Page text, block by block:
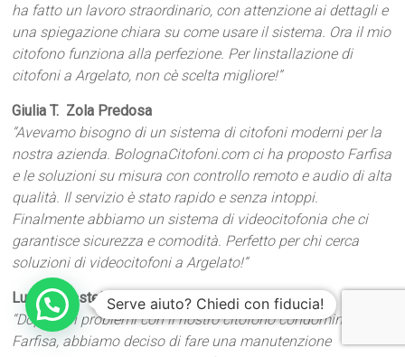
ha fatto un lavoro straordinario, con attenzione ai dettagli e
una spiegazione chiara su come usare il sistema. Ora il mio
citofono funziona alla perfezione. Per linstallazione di
citofoni a Argelato, non cè scelta migliore!”
Giulia T.  Zola Predosa
“Avevamo bisogno di un sistema di citofoni moderni per la
nostra azienda. BolognaCitofoni.com ci ha proposto Farfisa
e le soluzioni su misura con controllo remoto e audio di alta
qualità. Il servizio è stato rapido e senza intoppi.
Finalmente abbiamo un sistema di videocitofonia che ci
garantisce sicurezza e comodità. Perfetto per chi cerca
soluzioni di videocitofoni a Argelato!”
Luca V.  Castel Maggiore
“Dopo vari problemi con il nostro citofono condominiale
Farfisa, abbiamo deciso di fare una manutenzione
Serve aiuto? Chiedi con fiducia!